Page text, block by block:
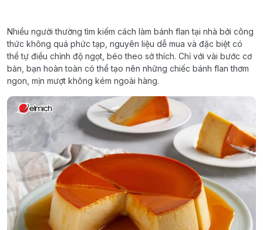
Nhiều người thường tìm kiếm cách làm bánh flan tại nhà bởi công
thức không quá phức tạp, nguyên liệu dễ mua và đặc biệt có
thể tự điều chỉnh độ ngọt, béo theo sở thích. Chỉ với vài bước cơ
bản, bạn hoàn toàn có thể tạo nên những chiếc bánh flan thơm
ngon, mịn mượt không kém ngoài hàng.